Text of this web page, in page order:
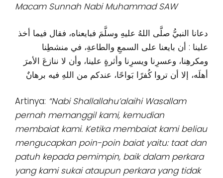
Macam Sunnah Nabi Muhammad SAW
دعانا النبيُّ صلَّى اللهُ عليهِ وسلَّمَ فبايعناه، فقال فيما أخذ
علينا : أن بايعنا على السمعِ والطاعةِ، في منشطِنا
ومكرهِنا، وعسرِنا ويسرِنا وأثرةٍ علينا، وأن لا ننازعَ الأمرَ
أهلَه، إلا أن تروا كُفرًا بَواحًا، عندكم من اللهِ فيه برهانٌ
Artinya: “Nabi Shallallahu’alaihi Wasallam
pernah memanggil kami, kemudian
membaiat kami. Ketika membaiat kami beliau
mengucapkan poin-poin baiat yaitu: taat dan
patuh kepada pemimpin, baik dalam perkara
yang kami sukai ataupun perkara yang tidak